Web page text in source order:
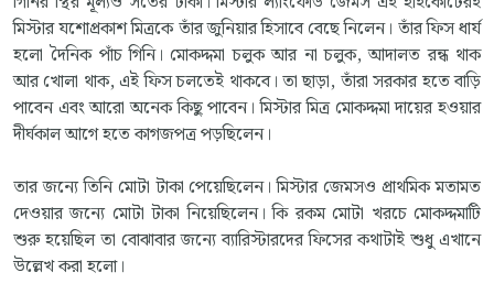
মিস্টার যশোপ্রকাশ মিত্রকে তাঁর জুনিয়ার হিসাবে বেছে নিলেন। তাঁর ফিস ধার্য
হলো দৈনিক পাঁচ গিনি। মোকদ্দমা চলুক আর না চলুক, আদালত রন্ধ থাক
আর খোলা থাক, এই ফিস চলতেই থাকবে। তা ছাড়া, তাঁরা সরকার হতে বাড়ি
পাবেন এবং আরো অনেক কিছু পাবেন। মিস্টার মিত্র মোকদ্দমা দায়ের হওয়ার
দীর্ঘকাল আগে হতে কাগজপত্র পড়ছিলেন।
তার জন্যে তিনি মোটা টাকা পেয়েছিলেন। মিস্টার জেমসও প্রাথমিক মতামত
দেওয়ার জন্যে মোটা টাকা নিয়েছিলেন। কি রকম মোটা খরচে মোকদ্দমাটি
শুরু হয়েছিল তা বোঝাবার জন্যে ব্যারিস্টারদের ফিসের কথাটাই শুধু এখানে
উল্লেখ করা হলো।